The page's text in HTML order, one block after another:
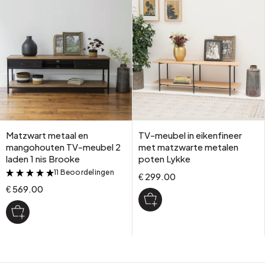
Matzwart metaal en
mangohouten TV-meubel 2
laden 1 nis Brooke
&
11 Beoordelingen
€ 569.00
TV-meubel in eikenfineer
met matzwarte metalen
poten Lykke
€ 299.00